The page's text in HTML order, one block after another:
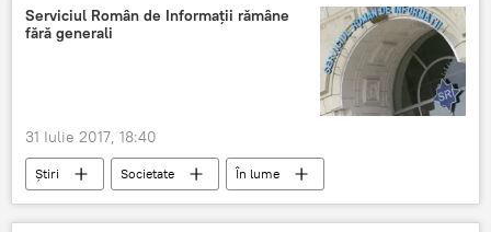
Asociația Demografilor și Sociologilor din Moldova
pensie
Serviciul Român de Informații rămâne
fără generali
31 Iulie 2017, 18:40
Știri Societate
În lume
România
Klaus Iohannis
generali